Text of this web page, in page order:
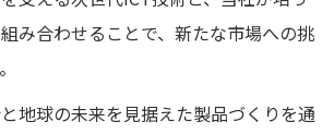
み合わせることで、新たな市場への挑
地球の未来を見据えた製品づくりを通